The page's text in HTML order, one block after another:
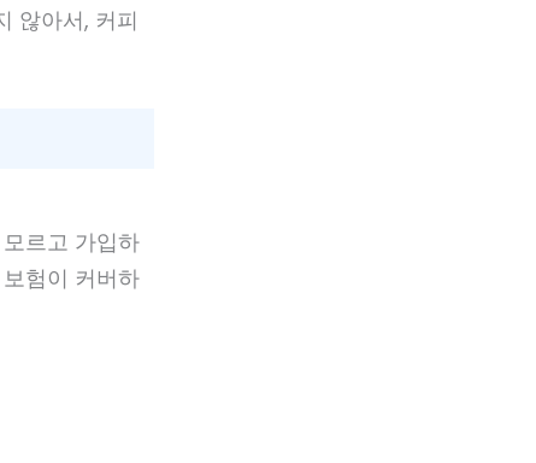
않아서, 커피
르고 가입하
험이 커버하